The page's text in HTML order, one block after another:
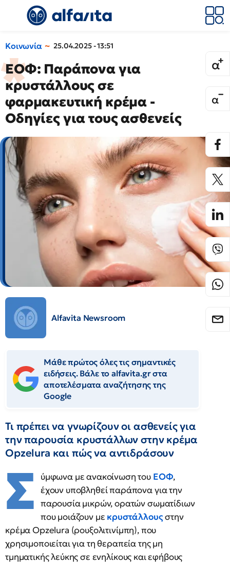
Κοινωνία 25.04.2025 - 13:51
ΕΟΦ: Παράπονα για
κρυστάλλους σε
φαρμακευτική κρέμα -
Οδηγίες για τους ασθενείς
Alfavita Newsroom
Μάθε πρώτος όλες τις σημαντικές
ειδήσεις. Βάλε το alfavita.gr στα
αποτελέσματα αναζήτησης της
Google
Τι πρέπει να γνωρίζουν οι ασθενείς για
την παρουσία κρυστάλλων στην κρέμα
Opzelura και πώς να αντιδράσουν
Σ ύμφωνα με ανακοίνωση του ΕΟΦ,
έχουν υποβληθεί παράπονα για την
παρουσία μικρών, ορατών σωματίδιων
που μοιάζουν με κρυστάλλουςστην
κρέμα Opzelura (ρουξολιτινίμπη), που
χρησιμοποιείται για τη θεραπεία της μη
τμηματικής λεύκης σε ενηλίκους και εφήβους